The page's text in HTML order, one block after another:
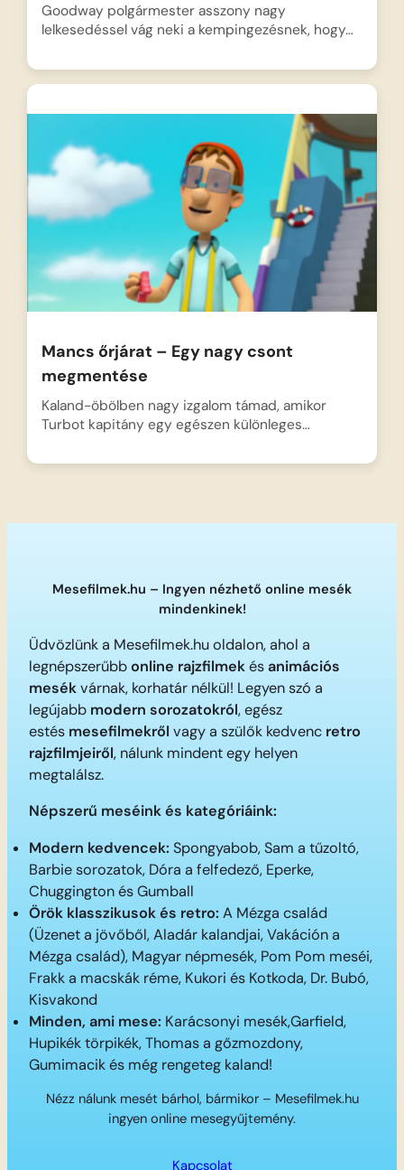
Goodway polgármester asszony nagy
lelkesedéssel vág neki a kempingezésnek, hogy…
Mancs őrjárat – Egy nagy csont
megmentése
Kaland-öbölben nagy izgalom támad, amikor
Turbot kapitány egy egészen különleges…
Mesefilmek.hu – Ingyen nézhető online mesék
mindenkinek!
Üdvözlünk a Mesefilmek.hu oldalon, ahol a
legnépszerűbbonline rajzfilmekésanimációs
mesékvárnak, korhatár nélkül! Legyen szó a
legújabb modern sorozatokról, egész
estés mesefilmekről vagy a szülők kedvenc retro
rajzfilmjeiről, nálunk mindent egy helyen
megtalálsz.
Népszerű meséink és kategóriáink:
Modern kedvencek: Spongyabob, Sam a tűzoltó,
Barbie sorozatok, Dóra a felfedező, Eperke,
Chuggington és Gumball
Örök klasszikusok és retro: A Mézga család
(Üzenet a jövőből, Aladár kalandjai, Vakáción a
Mézga család), Magyar népmesék, Pom Pom meséi,
Frakk a macskák réme, Kukori és Kotkoda, Dr. Bubó,
Kisvakond
Minden, ami mese: Karácsonyi mesék,Garfield,
Hupikék törpikék, Thomas a gőzmozdony,
Gumimacik és még rengeteg kaland!
Nézz nálunk mesét bárhol, bármikor – Mesefilmek.hu
ingyen online mesegyűjtemény.
Kapcsolat